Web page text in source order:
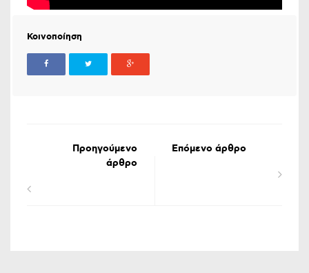
Κοινοποίηση
Προηγούμενο
άρθρο
Επόμενο άρθρο